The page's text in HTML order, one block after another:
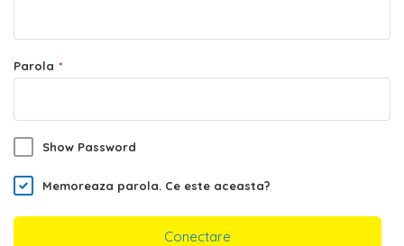
Parola
Show Password
Memoreaza parola. Ce este aceasta?
Conectare